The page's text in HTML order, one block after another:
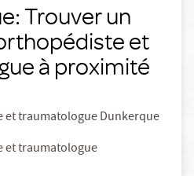
Trouver un
et
à proximité
traumatologue Dunkerque
et traumatologue